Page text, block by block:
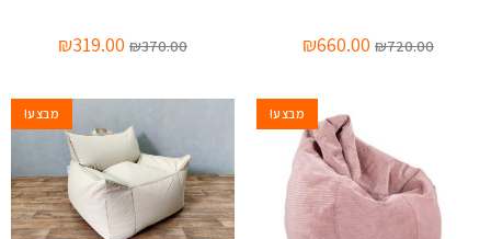
₪720.00
₪660.00
₪370.00
₪319.00
מבצע! מבצע!